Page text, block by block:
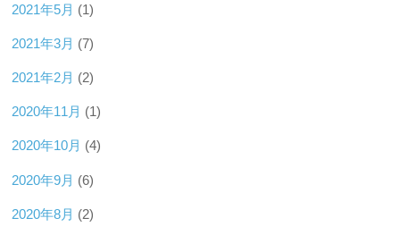
2021年5月 (1)
2021年3月 (7)
2021年2月 (2)
2020年11月 (1)
2020年10月 (4)
2020年9月 (6)
2020年8月 (2)